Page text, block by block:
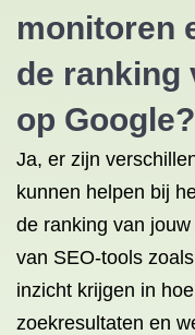
monitoren
de ranking
op Google?
Ja, er zijn
kunnen helpen bij
de ranking van
van SEO-tools
inzicht krijgen in
zoekresultaten en